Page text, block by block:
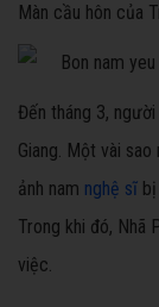
Màn cầu hôn của
Đến tháng 3,
Giang. Một vài
ảnh nam nghệ sĩ
Trong khi đó, Nhã
việc.